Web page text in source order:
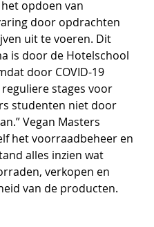
opdoen van
door opdrachten
uit te voeren. Dit
is door de Hotelschool
door COVID-19
stages voor
studenten niet door
Vegan Masters
het voorraadbeheer en
alles inzien wat
verkopen en
van de producten.